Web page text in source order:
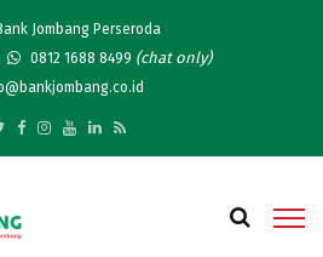
Jombang Perseroda
0812 1688 8499 (chat only)